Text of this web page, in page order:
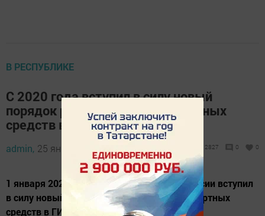
В РЕСПУБЛИКЕ
С 2020 года вступил в силу новый
порядок регистрации транспортных
средств в ГИБДД
admin, 25 января 2020 - 20:20 2827 0 0
1 января 2020 года на всей территории России вступил
в силу новый порядок регистрации транспортных
средств в ГИБДД.